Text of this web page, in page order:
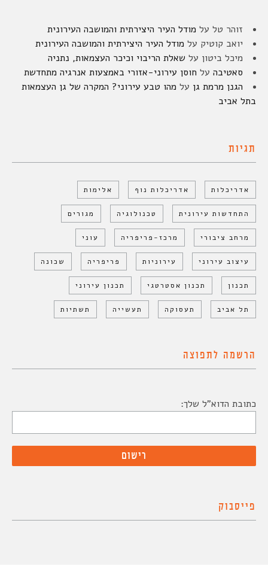
זוהר טל על מודל העיר היצירתית והמושבה העירונית
יואב קוטיק על מודל העיר היצירתית והמושבה העירונית
מיכל ביטון על שאלת הריבוי וכיכר העצמאות, נתניה
סאטיבה על חוסן עירוני-אזורי באמצעות אנרגיה מתחדשת
הגנן מרמת גן על מהו טבע עירוני? המקרה של גן העצמאות
בתל אביב
תגיות
אדריכלות אדריכלות נוף אלימות
התחדשות עירונית טכנולוגיה מגורים
מרחב ציבורי מרכז-פריפריה עוני
עיצוב עירוני עירוניות פריפריה שכונה
תכנון תכנון אסטרטגי תכנון עירוני
תל אביב תעסוקה תעשייה תשתיות
הרשמה לתפוצה
כתובת הדוא"ל שלך:
פייסבוק